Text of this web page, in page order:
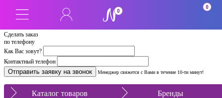
Сделать заказ
по телефону
Как Вас зовут?
Контактный телефон
Менеджер свяжется с Вами в течение 10-ти минут!
0
0
Каталог товаров Бренды